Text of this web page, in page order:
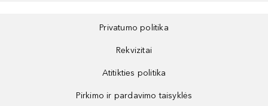
Privatumo politika
Rekvizitai
Atitikties politika
Pirkimo ir pardavimo taisyklės